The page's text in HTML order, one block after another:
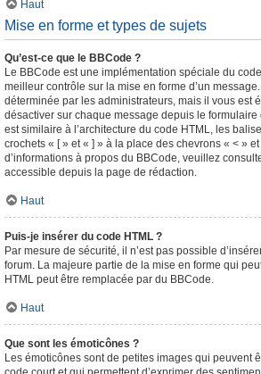
Haut
Mise en forme et types de sujets
Qu’est-ce que le BBCode ?
Le BBCode est une implémentation spéciale du
meilleur contrôle sur la mise en forme d’un
déterminée par les administrateurs, mais il vous est
désactiver sur chaque message depuis le
est similaire à l’architecture du code HTML, les
crochets « [ » et « ] » à la place des chevrons « < »
d’informations à propos du BBCode, veuillez
accessible depuis la page de rédaction.
Haut
Puis-je insérer du code HTML ?
Par mesure de sécurité, il n’est pas possible
forum. La majeure partie de la mise en forme qui
HTML peut être remplacée par du BBCode.
Haut
Que sont les émoticônes ?
Les émoticônes sont de petites images qui peuvent